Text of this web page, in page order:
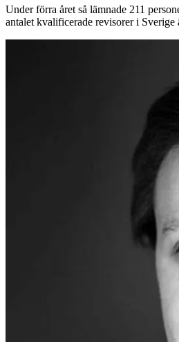
Under förra året så lämnade 211
antalet kvalificerade revisorer i Sverige